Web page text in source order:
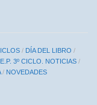
/ DÍA DEL LIBRO /
E.P. 3º CICLO. NOTICIAS /
/ NOVEDADES